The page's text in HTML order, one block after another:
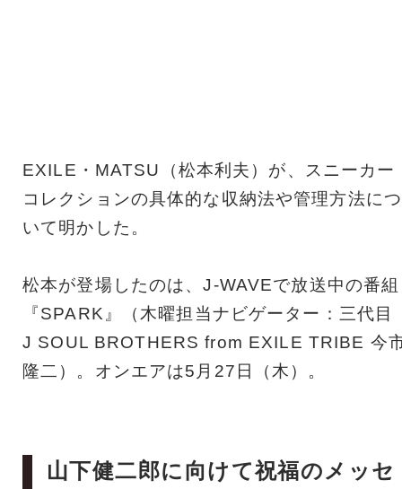
EXILE・MATSU（松本利夫）が、スニーカー
コレクションの具体的な収納法や管理方法につ
いて明かした。
松本が登場したのは、J-WAVEで放送中の番組
『SPARK』（木曜担当ナビゲーター：三代目
J SOUL BROTHERS from EXILE TRIBE 今
隆二）。オンエアは5月27日（木）。
山下健二郎に向けて祝福のメッセ